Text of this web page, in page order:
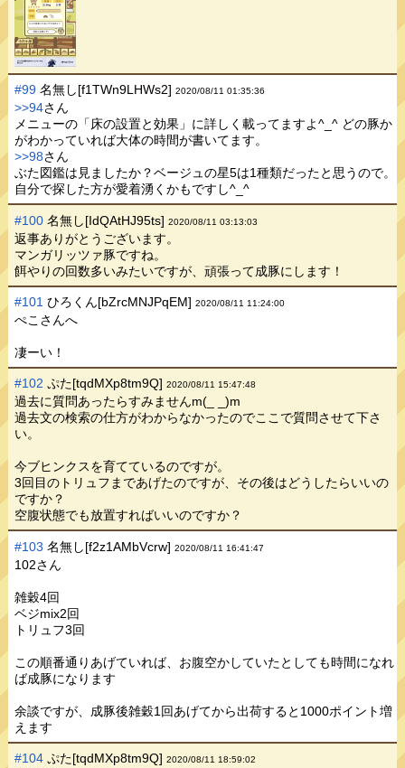
#99 名無し[f1TWn9LHWs2]2020/08/11 01:35:36
>>94さん
メニューの「床の設置と効果」に詳しく載ってますよ^_^ どの豚か
がわかっていれば大体の時間が書いてます。
>>98さん
ぶた図鑑は見ましたか？ベージュの星5は1種類だったと思うので。
自分で探した方が愛着湧くかもですし^_^
#100 名無し[IdQAtHJ95ts]2020/08/11 03:13:03
返事ありがとうございます。
マンガリッツァ豚ですね。
餌やりの回数多いみたいですが、頑張って成豚にします！
#101 ひろくん[bZrcMNJPqEM]2020/08/11 11:24:00
ぺこさんへ
凄ーい！
#102 ぷた[tqdMXp8tm9Q]2020/08/11 15:47:48
過去に質問あったらすみませんm(_ _)m
過去文の検索の仕方がわからなかったのでここで質問させて下さ
い。
今ブヒンクスを育てているのですが。
3回目のトリュフまであげたのですが、その後はどうしたらいいの
ですか？
空腹状態でも放置すればいいのですか？
#103 名無し[f2z1AMbVcrw]2020/08/11 16:41:47
102さん
雑穀4回
ベジmix2回
トリュフ3回
この順番通りあげていれば、お腹空かしていたとしても時間になれ
ば成豚になります
余談ですが、成豚後雑穀1回あげてから出荷すると1000ポイント増
えます
#104 ぷた[tqdMXp8tm9Q]2020/08/11 18:59:02